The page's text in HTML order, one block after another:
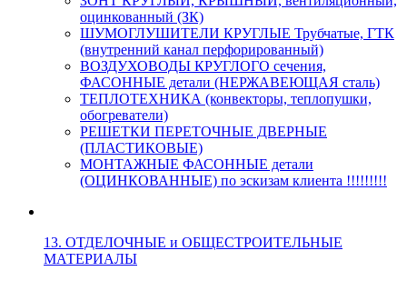
оцинкованный (ЗК)
ШУМОГЛУШИТЕЛИ КРУГЛЫЕ Трубчатые, ГТК
(внутренний канал перфорированный)
ВОЗДУХОВОДЫ КРУГЛОГО сечения,
ФАСОННЫЕ детали (НЕРЖАВЕЮЩАЯ сталь)
ТЕПЛОТЕХНИКА (конвекторы, теплопушки,
обогреватели)
РЕШЕТКИ ПЕРЕТОЧНЫЕ ДВЕРНЫЕ
(ПЛАСТИКОВЫЕ)
МОНТАЖНЫЕ ФАСОННЫЕ детали
(ОЦИНКОВАННЫЕ) по эскизам клиента !!!!!!!!!
13. ОТДЕЛОЧНЫЕ и ОБЩЕСТРОИТЕЛЬНЫЕ
МАТЕРИАЛЫ